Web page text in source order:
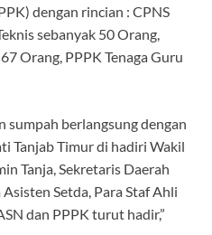
dengan rincian : CPNS
sebanyak 50 Orang,
Orang, PPPK Tenaga Guru
sumpah berlangsung dengan
Tanjab Timur di hadiri Wakil
Tanja, Sekretaris Daerah
Setda, Para Staf Ahli
dan PPPK turut hadir,”